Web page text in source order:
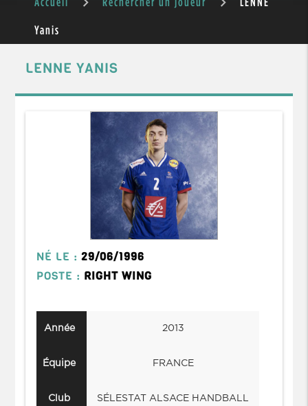
Yanis
LENNE YANIS
NÉ LE :29/06/1996
POSTE : RIGHT WING
Année
Équipe
Club
2013
FRANCE
SÉLESTAT ALSACE HANDBALL